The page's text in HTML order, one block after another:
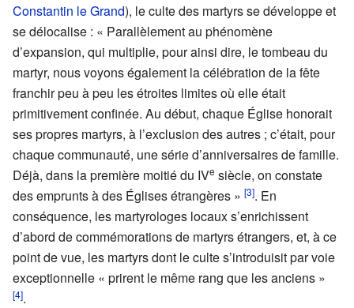
Constantin le Grand), le culte des martyrs se développe et
se délocalise : « Parallèlement au phénomène
d’expansion, qui multiplie, pour ainsi dire, le tombeau du
martyr, nous voyons également la célébration de la fête
franchir peu à peu les étroites limites où elle était
primitivement confinée. Au début, chaque Église honorait
ses propres martyrs, à l’exclusion des autres ; c’était, pour
chaque communauté, une série d’anniversaires de famille.
Déjà, dans la première moitié du IVe siècle, on constate
des emprunts à des Églises étrangères » [3]. En
conséquence, les martyrologes locaux s’enrichissent
d’abord de commémorations de martyrs étrangers, et, à ce
point de vue, les martyrs dont le culte s’introduisit par voie
exceptionnelle « prirent le même rang que les anciens »
[4].